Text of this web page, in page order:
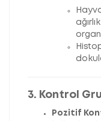
3. Kontrol
Pozitif